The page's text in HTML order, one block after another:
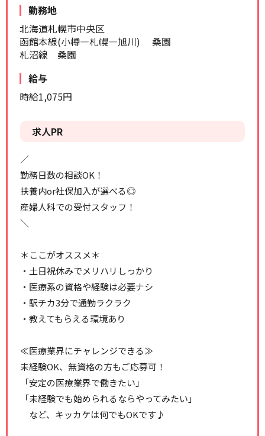
勤務地
北海道札幌市中央区
函館本線(小樽―札幌―旭川) 桑園
札沼線 桑園
給与
時給1,075円
求人PR
／
勤務日数の相談OK！
扶養内or社保加入が選べる◎
産婦人科での受付スタッフ！
＼
＊ここがオススメ＊
・土日祝休みでメリハリしっかり
・医療系の資格や経験は必要ナシ
・駅チカ3分で通勤ラクラク
・教えてもらえる環境あり
≪医療業界にチャレンジできる≫
未経験OK、無資格の方もご応募可！
「安定の医療業界で働きたい」
「未経験でも始められるならやってみたい」
など、キッカケは何でもOKです♪